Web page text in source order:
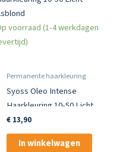
voorraad (1-4 werkdagen
Permanente haarkleuring
Syoss Oleo Intense
Haarkleuring 10-50 Licht
Asblond
€13,90
In winkelwagen